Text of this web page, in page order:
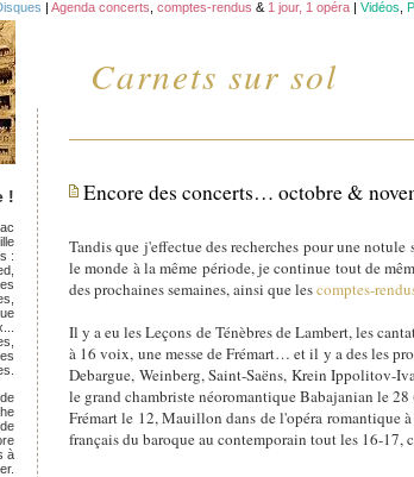
Carnets sur sol
| Agenda concerts comptes-rendus & 1 jour, 1 opéra | Vidéos
Encore des concerts… octobre &
Tandis que j'effectue des recherches pour une
le monde à la même période, je continue tout de
des prochaines semaines, ainsi que lescomptes-
Il y a eu les Leçons de Ténèbres de Lambert, les
à 16 voix, une messe de Frémart… et il y a des les
Debargue, Weinberg, Saint-Saëns, Krein Ippolitov-
le grand chambriste néoromantique Babajanian le
Frémart le 12, Mauillon dans de l'opéra romantique
français du baroque au contemporain tout les 16-
!
:
à